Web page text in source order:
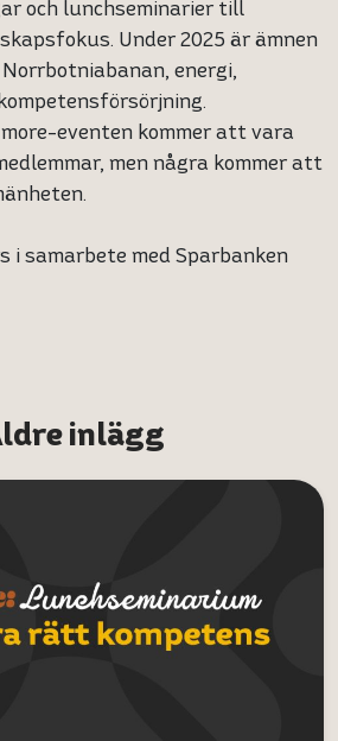
och lunchseminarier till
Under 2025 är ämnen
energi,
eventen kommer att vara
men några kommer att
i samarbete med Sparbanken
inlägg